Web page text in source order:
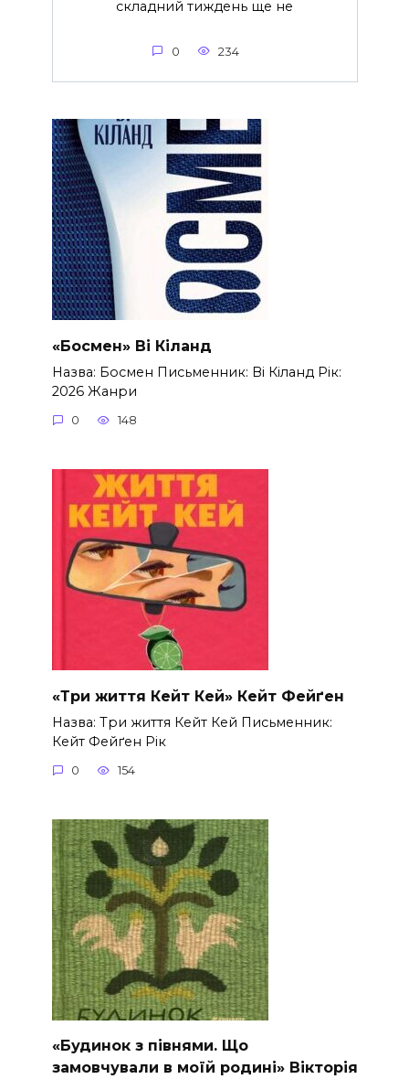
складний тиждень ще не
0 234
«Босмен» Ві Кіланд
Назва: Босмен Письменник: Ві Кіланд Рік:
2026 Жанри
0 148
«Три життя Кейт Кей» Кейт Фейґен
Назва: Три життя Кейт Кей Письменник:
Кейт Фейґен Рік
0 154
«Будинок з півнями. Що
замовчували в моїй родині» Вікторія